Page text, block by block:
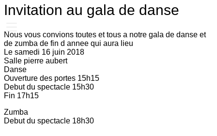
Invitation au gala de danse
Nous vous convions toutes et tous a notre gala de danse et
de zumba de fin d annee qui aura lieu
Le samedi 16 juin 2018
Salle pierre aubert
Danse
Ouverture des portes 15h15
Debut du spectacle 15h30
Fin 17h15
Zumba
Debut du spectacle 18h30